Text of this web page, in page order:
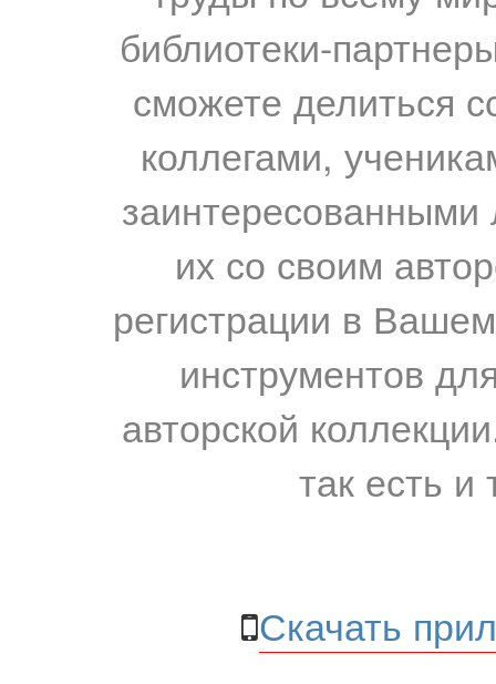
библиотеки-
сможете делиться
коллегами,
их со своим
регистрации в
инструментов
авторской
так есть и
Скачать